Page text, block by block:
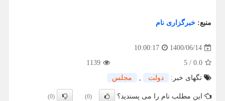
منبع: خبرگزاری نام
1400/06/14
10:00:17
0.0
/
5
1139
تگهای خبر:
دولت , مجلس
این مطلب نام را می پسندید؟ (0)
(0)